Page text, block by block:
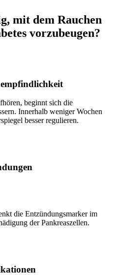
mit dem Rauchen
vorzubeugen?
beginnt sich die
Innerhalb weniger Wochen
besser regulieren.
die Entzündungsmarker im
der Pankreaszellen.